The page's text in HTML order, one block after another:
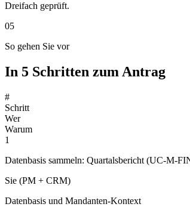
Dreifach geprüft.
05
So gehen Sie vor
In 5 Schritten zum Antrag
#
Schritt
Wer
Warum
1
Datenbasis sammeln: Quartalsbericht (UC-M-
Sie (PM + CRM)
Datenbasis und Mandanten-Kontext